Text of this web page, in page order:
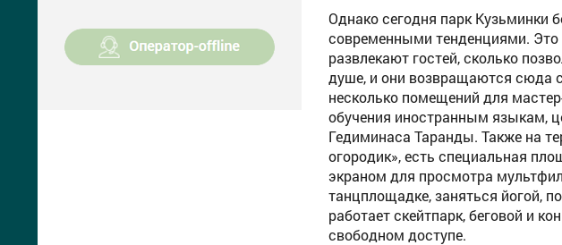
Однако сегодня парк Кузьминки
современными тенденциями.
развлекают гостей, сколько
душе, и они возвращаются сюда
несколько помещений для
обучения иностранным языкам,
Гедиминаса Таранды. Также на
огородик», есть специальная
экраном для просмотра
танцплощадке, заняться йогой,
работает скейтпарк, беговой и
свободном доступе.